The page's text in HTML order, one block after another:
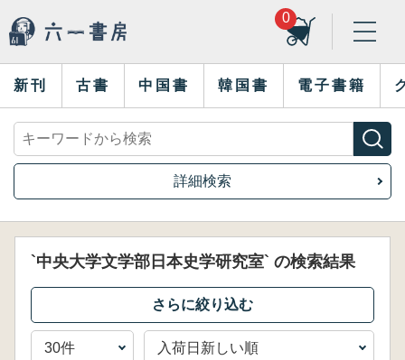
0
新刊 古書 中国書 韓国書 電子書籍
詳細検索
`中央大学文学部日本史学研究室` の検索結果